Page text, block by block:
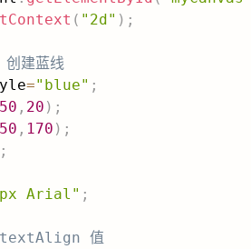
( "2d" ) ;
建蓝线
="blue" ;
, 20 ) ;
, 170 ) ;
;
Arial" ;
textAlign 值